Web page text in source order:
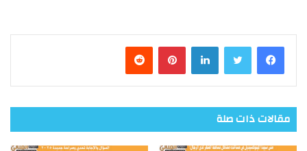
فيسبوك تويتر لينكدإن بينتيريست
مقالات ذات صلة